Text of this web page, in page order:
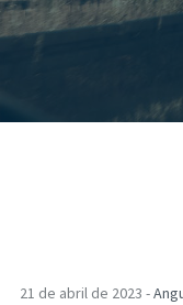
21 de abril de 2023 -